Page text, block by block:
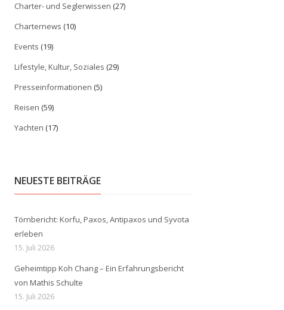
Charter- und Seglerwissen (27)
Charternews (10)
Events (19)
Lifestyle, Kultur, Soziales (29)
Presseinformationen (5)
Reisen (59)
Yachten (17)
NEUESTE BEITRÄGE
Törnbericht: Korfu, Paxos, Antipaxos und Syvota
erleben
15. Juli 2026
Geheimtipp Koh Chang – Ein Erfahrungsbericht
von Mathis Schulte
15. Juli 2026